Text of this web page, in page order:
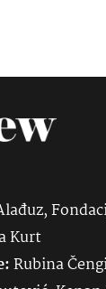
Kurt
Rubina